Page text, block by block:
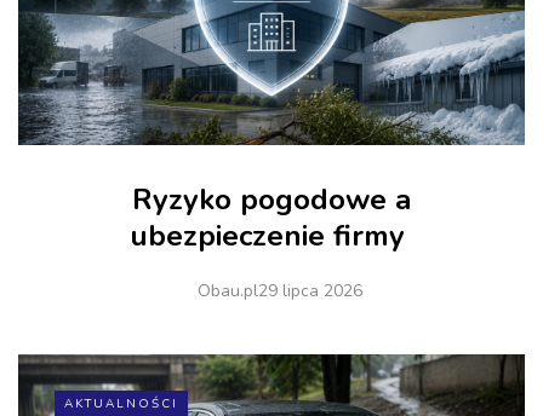
Ryzyko pogodowe a
ubezpieczenie firmy
Obau.pl29 lipca 2026
AKTUALNOŚCI